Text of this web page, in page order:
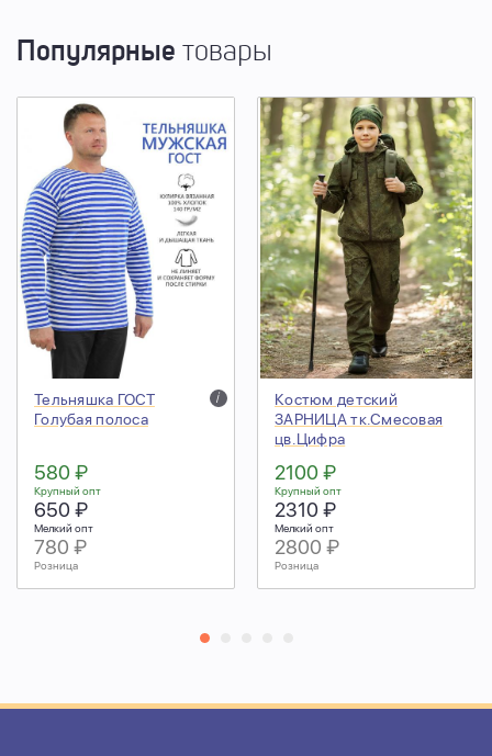
Популярные товары
Тельняшка ГОСТ
Голубая полоса
i
580 ₽
Крупный опт
650 ₽
Мелкий опт
780 ₽
Розница
Костюм детский
ЗАРНИЦА тк.Смесовая
цв.Цифра
2100 ₽
Крупный опт
2310 ₽
Мелкий опт
2800 ₽
Розница